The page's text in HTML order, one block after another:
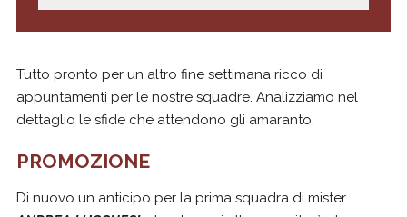
Tutto pronto per un altro fine settimana ricco di
appuntamenti per le nostre squadre. Analizziamo nel
dettaglio le sfide che attendono gli amaranto.
PROMOZIONE
Di nuovo un anticipo per la prima squadra di mister